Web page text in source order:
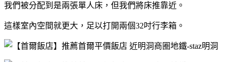
我們被分配到是兩張單人床，但我們將床推靠近。
這樣室內空間就更大，足以打開兩個32吋行李箱。